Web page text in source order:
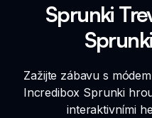
Sprunki
Zažijte zábavu s
Incredibox Sprunki
interaktivními